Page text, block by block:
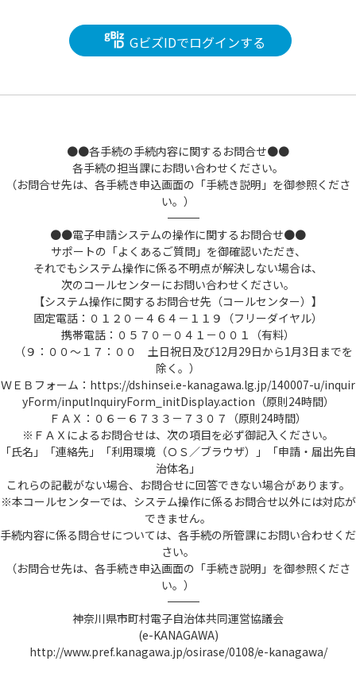
GビズIDでログインする
●●各手続の手続内容に関するお問合せ●●
各手続の担当課にお問い合わせください。
（お問合せ先は、各手続き申込画面の「手続き説明」を御参照くださ
い。）
――――――――――――――――――――――――――――――――――――――――――――――――――
●●電子申請システムの操作に関するお問合せ●●
サポートの「よくあるご質問」を御確認いただき、
それでもシステム操作に係る不明点が解決しない場合は、
次のコールセンターにお問い合わせください。
【システム操作に関するお問合せ先（コールセンター）】
固定電話：０１２０－４６４－１１９（フリーダイヤル）
携帯電話：０５７０－０４１－００１（有料）
（９：００～１７：００ 土日祝日及び12月29日から1月3日までを
除く。）
ＷＥＢフォーム：https://dshinsei.e-kanagawa.lg.jp/140007-u/inquir
yForm/inputInquiryForm_initDisplay.action（原則24時間）
ＦＡＸ：０６－６７３３－７３０７（原則24時間）
※ＦＡＸによるお問合せは、次の項目を必ず御記入ください。
「氏名」「連絡先」「利用環境（ＯＳ／ブラウザ）」「申請・届出先自
治体名」
これらの記載がない場合、お問合せに回答できない場合があります。
※本コールセンターでは、システム操作に係るお問合せ以外には対応が
できません。
手続内容に係る問合せについては、各手続の所管課にお問い合わせくだ
さい。
（お問合せ先は、各手続き申込画面の「手続き説明」を御参照くださ
い。）
――――――――――――――――――――――――――――――――――――――――――――――――――
神奈川県市町村電子自治体共同運営協議会
(e-KANAGAWA)
http://www.pref.kanagawa.jp/osirase/0108/e-kanagawa/